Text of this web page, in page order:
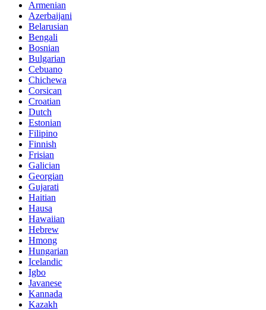
Armenian
Azerbaijani
Belarusian
Bengali
Bosnian
Bulgarian
Cebuano
Chichewa
Corsican
Croatian
Dutch
Estonian
Filipino
Finnish
Frisian
Galician
Georgian
Gujarati
Haitian
Hausa
Hawaiian
Hebrew
Hmong
Hungarian
Icelandic
Igbo
Javanese
Kannada
Kazakh